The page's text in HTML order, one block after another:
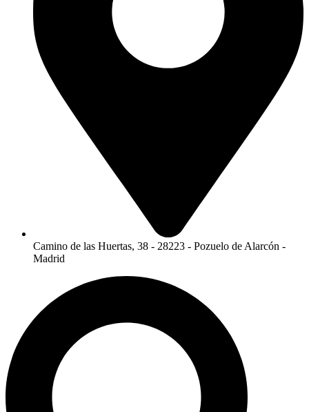
Camino de las Huertas, 38 - 28223 - Pozuelo de Alarcón -
Madrid